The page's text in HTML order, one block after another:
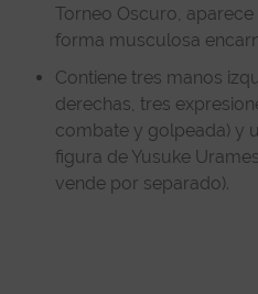
Torneo Oscuro, aparece
forma musculosa
Contiene tres manos
derechas, tres
combate y golpeada) y
figura de Yusuke
vende por separado).